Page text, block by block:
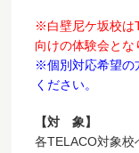
※白壁尼ケ坂校は
向けの体験会とな
※個別対応希望の
ください。
【対 象】
各TELACO対象